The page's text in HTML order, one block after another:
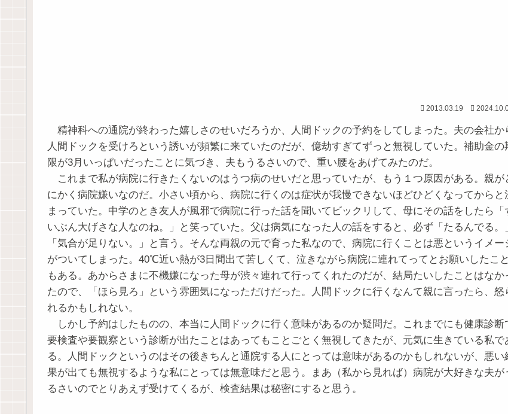
2013.03.19
精神科への通院が終わった嬉しさのせいだろうか、人間ドックの予約をしてしまった。夫の会社か
人間ドックを受けろという誘いが頻繁に来ていたのだが、億劫すぎてずっと無視していた。補助金の
限が3月いっぱいだったことに気づき、夫もうるさいので、重い腰をあげてみたのだ。
これまで私が病院に行きたくないのはうつ病のせいだと思っていたが、もう１つ原因がある。親が
にかく病院嫌いなのだ。小さい頃から、病院に行くのは症状が我慢できないほどひどくなってからと
まっていた。中学のとき友人が風邪で病院に行った話を聞いてビックリして、母にその話をしたら「
いぶん大げさな人なのね。」と笑っていた。父は病気になった人の話をすると、必ず「たるんでる。
「気合が足りない。」と言う。そんな両親の元で育った私なので、病院に行くことは悪というイメー
がついてしまった。40℃近い熱が3日間出て苦しくて、泣きながら病院に連れてってとお願いしたこと
もある。あからさまに不機嫌になった母が渋々連れて行ってくれたのだが、結局たいしたことはなか
たので、「ほら見ろ」という雰囲気になっただけだった。人間ドックに行くなんて親に言ったら、怒
れるかもしれない。
しかし予約はしたものの、本当に人間ドックに行く意味があるのか疑問だ。これまでにも健康診断
要検査や要観察という診断が出たことはあってもことごとく無視してきたが、元気に生きている私で
る。人間ドックというのはその後きちんと通院する人にとっては意味があるのかもしれないが、悪い
果が出ても無視するような私にとっては無意味だと思う。まあ（私から見れば）病院が大好きな夫が
るさいのでとりあえず受けてくるが、検査結果は秘密にすると思う。